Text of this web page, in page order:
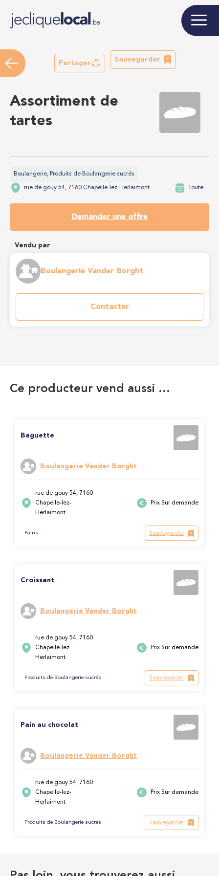
Partager
Sauvegarder
Assortiment de
tartes
Boulangerie, Produits de Boulangerie sucrés
rue de gouy 54, 7160 Chapelle-lez-Herlaimont Toute
Demander une offre
Vendu par
Boulangerie Vander Borght
Contacter
Ce producteur vend aussi …
Baguette
Boulangerie Vander Borght
rue de gouy 54, 7160
Chapelle-lez-
Herlaimont
Prix Sur demande
Pains Sauvegarder
Croissant
Boulangerie Vander Borght
rue de gouy 54, 7160
Chapelle-lez-
Herlaimont
Prix Sur demande
Produits de Boulangerie sucrés Sauvegarder
Pain au chocolat
Boulangerie Vander Borght
rue de gouy 54, 7160
Chapelle-lez-
Herlaimont
Prix Sur demande
Produits de Boulangerie sucrés Sauvegarder